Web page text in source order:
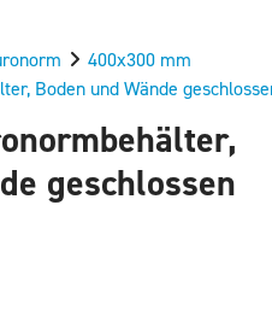
400x300 mm
Boden und Wände
geschlossen